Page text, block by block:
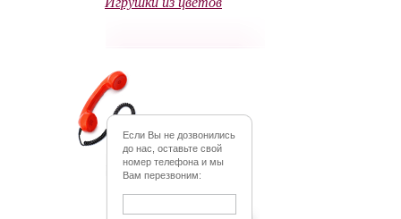
Если Вы не дозвонились
до нас, оставьте свой
номер телефона и мы
Вам перезвоним: